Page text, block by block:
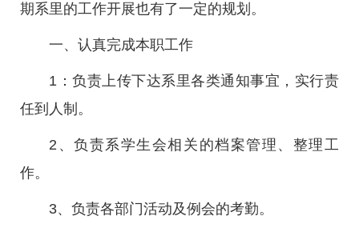
期系里的工作开展也有了一定的规划。
一、认真完成本职工作
1：负责上传下达系里各类通知事宜，实行责
任到人制。
2、负责系学生会相关的档案管理、整理工
作。
3、负责各部门活动及例会的考勤。